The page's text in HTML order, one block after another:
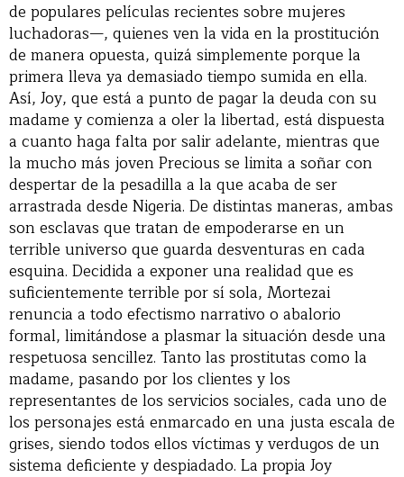
de populares películas recientes sobre mujeres
luchadoras—, quienes ven la vida en la prostitución
de manera opuesta, quizá simplemente porque la
primera lleva ya demasiado tiempo sumida en ella.
Así, Joy, que está a punto de pagar la deuda con su
madame y comienza a oler la libertad, está dispuesta
a cuanto haga falta por salir adelante, mientras que
la mucho más joven Precious se limita a soñar con
despertar de la pesadilla a la que acaba de ser
arrastrada desde Nigeria. De distintas maneras, ambas
son esclavas que tratan de empoderarse en un
terrible universo que guarda desventuras en cada
esquina. Decidida a exponer una realidad que es
suficientemente terrible por sí sola, Mortezai
renuncia a todo efectismo narrativo o abalorio
formal, limitándose a plasmar la situación desde una
respetuosa sencillez. Tanto las prostitutas como la
madame, pasando por los clientes y los
representantes de los servicios sociales, cada uno de
los personajes está enmarcado en una justa escala de
grises, siendo todos ellos víctimas y verdugos de un
sistema deficiente y despiadado. La propia Joy